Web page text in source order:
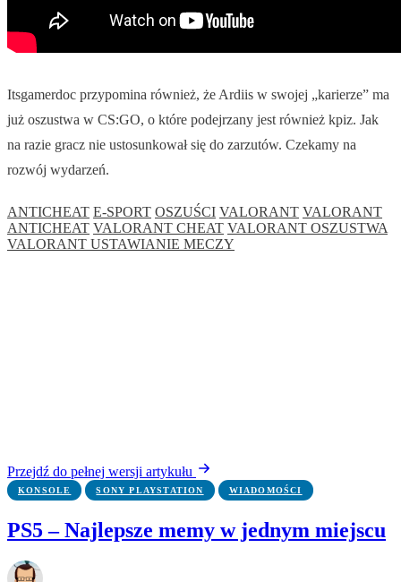
Itsgamerdoc przypomina również, że Ardiis w swojej „karierze” ma
już oszustwa w CS:GO, o które podejrzany jest również kpiz. Jak
na razie gracz nie ustosunkował się do zarzutów. Czekamy na
rozwój wydarzeń.
ANTICHEAT E-SPORT OSZUŚCI VALORANT VALORANT
ANTICHEAT VALORANT CHEAT VALORANT OSZUSTWA
VALORANT USTAWIANIE MECZY
Przejdź do pełnej wersji artykułu
KONSOLE SONY PLAYSTATION WIADOMOŚCI
PS5 – Najlepsze memy w jednym miejscu